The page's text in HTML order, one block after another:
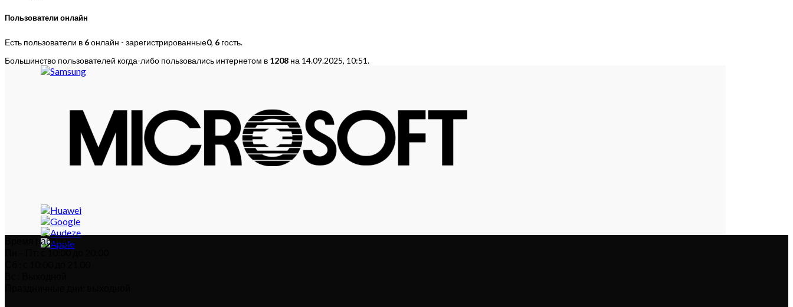
Пользователи онлайн
Есть пользователи в 6онлайн - зарегистрированные0, 6 гость.
Большинство пользователей когда-либо пользовались интернетом в 1208 на 14.09.2025, 10:51.
Время работы:
Пн – Пт: с 10:00 до 20:00